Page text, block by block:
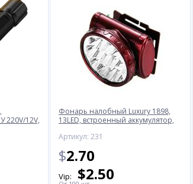
220V/12V,
Фонарь налобный Luxury 1898,
13LED, встроенный аккумулятор,
Артикул: 231
$2.70
Vip: $2.50